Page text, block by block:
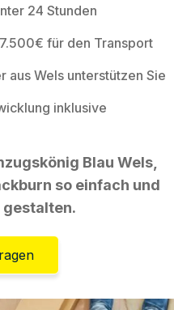
24 Stunden
für den Transport
aus Wels unterstützen Sie
inklusive
Blau Wels,
so einfach und